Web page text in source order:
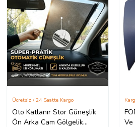
Oto Katlanır Stor Güneşlik
Ön Arka Cam Gölgelik
Ücretsiz / 24 Saatte Kargo
Ve